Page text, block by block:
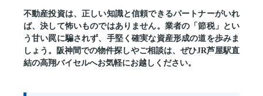
不動産投資は、正しい知識と信頼できるパートナーがいれ
ば、決して怖いものではありません。業者の「節税」とい
う甘い罠に騙されず、手堅く確実な資産形成の道を歩みま
しょう。阪神間での物件探しやご相談は、ぜひJR芦屋駅直
結の高翔バイセルへお気軽にお越しください。